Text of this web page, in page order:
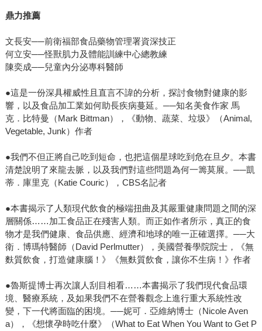
鼎力推薦
文長安──前衛福部食品藥物管理署資深技正
何立安──怪獸肌力及體能訓練中心總教練
陳奕成──兒童內分泌專科醫師
●這是一份深具權威性且直言不諱的分析，探討食物對健康的影
響，以及食品加工業如何助長疾病蔓延。──知名美食作家 馬
克．比特曼（Mark Bittman），《動物、蔬菜、垃圾》（Animal,
Vegetable, Junk）作者
●我們不但正將自己吃到短命，也把這個星球吃到危在旦夕。本書
清楚說明了來龍去脈，以及我們對這些問題為何一籌莫展。──凱
蒂．庫里克（Katie Couric），CBS名記者
●本書揭示了人類現代飲食的極端扭曲及其嚴重健康問題之間的深
層關係……加工食品正在殘害人類。而正如作者所示，真正的食
物才是我們健康、食品供應、經濟和地球的唯一正確選擇。──大
衛．博瑪特醫師（David Perlmutter），美國營養學院院士，《無
麩質飲食，打造健康腦！》《無麩質飲食，讓你不生病！》作者
●魯斯提博士再次讓人刮目相看……本書揭示了我們現代食品環
境、醫療系統，及如果我們不在營養觀念上進行重大系統性改
變，下一代將面臨的困境。──妮可．亞維納博士（Nicole Aven
a），《想懷孕時吃什麼》（What to Eat When You Want to Get P